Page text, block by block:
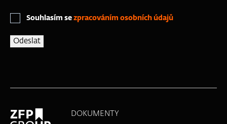
Souhlasím se zpracováním osobních údajů
DOKUMENTY